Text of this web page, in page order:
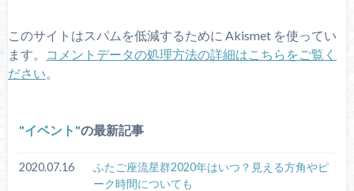
このサイトはスパムを低減するために Akismet を使ってい
ます。
コメントデータの処理方法の詳細はこちらをご覧く
ださい。
イベント の最新記事
2020.07.16
ふたご座流星群2020年はいつ？見える方角やピ
ーク時間についても